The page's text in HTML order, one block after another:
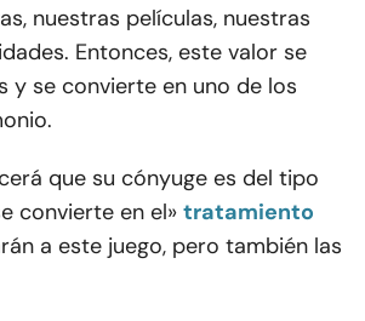
nuestras películas, nuestras
Entonces, este valor se
y se convierte en uno de los
que su cónyuge es del tipo
convierte en el» tratamiento
a este juego, pero también las